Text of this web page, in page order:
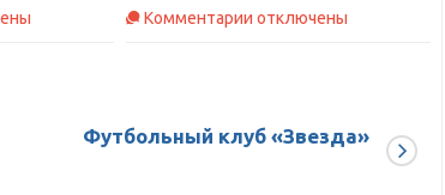
Комментарии к
среди
отключены
Футбольный клуб «Звезда»